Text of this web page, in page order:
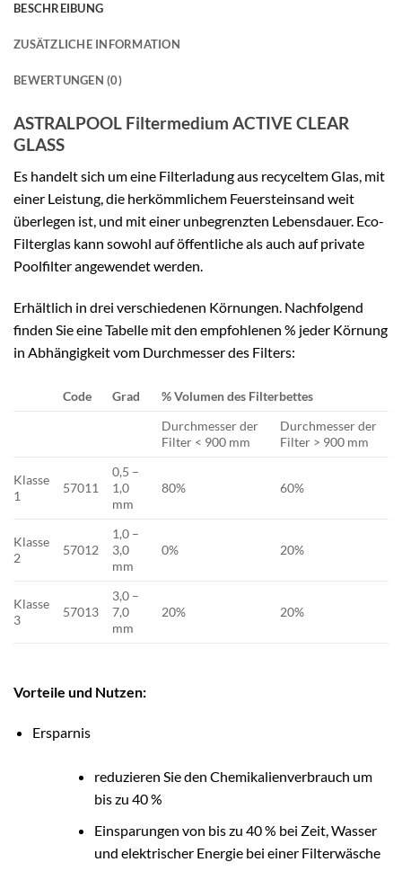
BESCHREIBUNG
ZUSÄTZLICHE INFORMATION
BEWERTUNGEN (0)
ASTRALPOOL Filtermedium ACTIVE CLEAR
GLASS
Es handelt sich um eine Filterladung aus recyceltem Glas, mit
einer Leistung, die herkömmlichem Feuersteinsand weit
überlegen ist, und mit einer unbegrenzten Lebensdauer. Eco-
Filterglas kann sowohl auf öffentliche als auch auf private
Poolfilter angewendet werden.
Erhältlich in drei verschiedenen Körnungen. Nachfolgend
finden Sie eine Tabelle mit den empfohlenen % jeder Körnung
in Abhängigkeit vom Durchmesser des Filters:
Code Grad
% Volumen des Filterbettes
Durchmesser der
Filter < 900 mm
Durchmesser der
Filter > 900 mm
Klasse
1
57011
0,5 –
1,0
mm
80% 60%
Klasse
2
57012
1,0 –
3,0
mm
0% 20%
Klasse
3
57013
3,0 –
7,0
mm
20% 20%
Vorteile und Nutzen:
Ersparnis
reduzieren Sie den Chemikalienverbrauch um
bis zu 40 %
Einsparungen von bis zu 40 % bei Zeit, Wasser
und elektrischer Energie bei einer Filterwäsche